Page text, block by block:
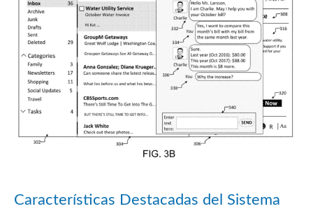
Características Destacadas del Sistema